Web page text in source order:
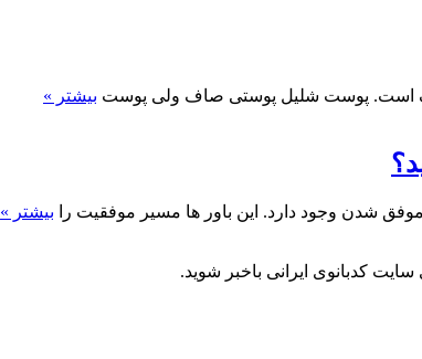
است. پوست شلیل پوستی صاف ولی پوست بیشتر »
شدن وجود دارد. این باور ها مسیر موفقیت را بیشتر »
کدبانوی ایرانی باخبر شوید.